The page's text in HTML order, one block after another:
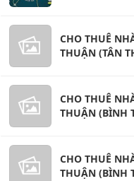
CHO THUÊ
THUẬN (TÂN
CHO THUÊ
THUẬN (BÌNH
CHO THUÊ
THUẬN (BÌNH